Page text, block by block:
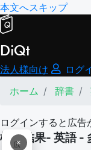
本文へスキップ
DiQt
法人様向け
ログ
ホーム
辞書
ログインすると広告
×
広
検索結果- 英語 -